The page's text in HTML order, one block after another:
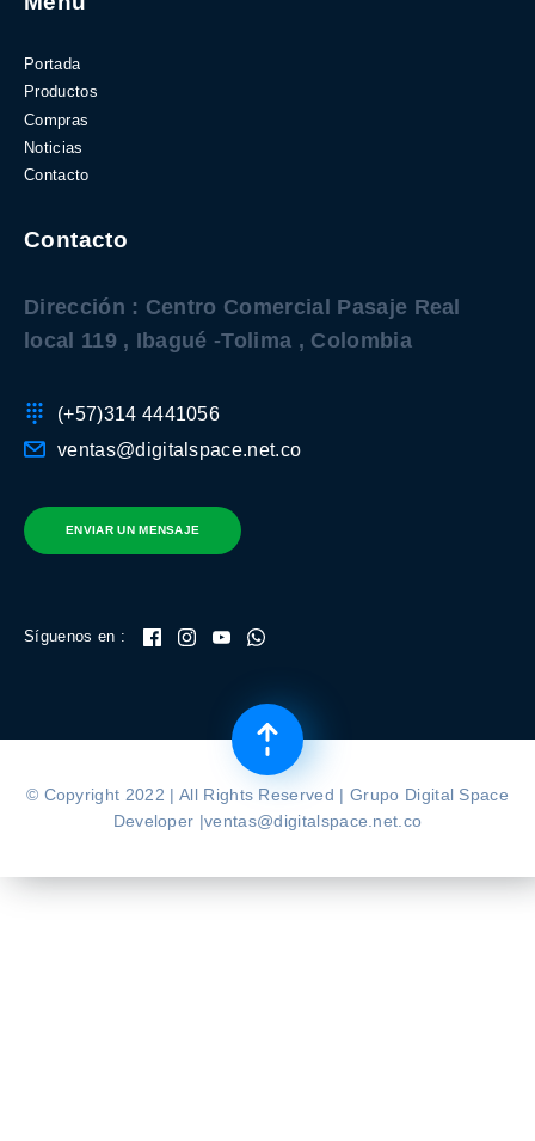
Portada
Productos
Compras
Noticias
Contacto
Contacto
Dirección : Centro Comercial Pasaje Real
local 119 , Ibagué -Tolima , Colombia
(+57)314 4441056
ventas@digitalspace.net.co
ENVIAR UN MENSAJE
Síguenos en :
© Copyright 2022 | All Rights Reserved | Grupo Digital Space
Developer |ventas@digitalspace.net.co